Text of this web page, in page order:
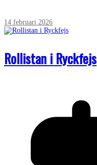
14 februari 2026
Rollistan i Ryckfejs